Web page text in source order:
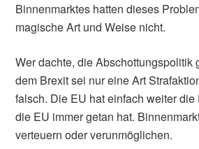
Binnenmarktes hatten dieses
magische Art und Weise nicht.
Wer dachte, die Abschottungspolitik
dem Brexit sei nur eine Art
falsch. Die EU hat einfach weiter
die EU immer getan hat.
verteuern oder verunmöglichen.